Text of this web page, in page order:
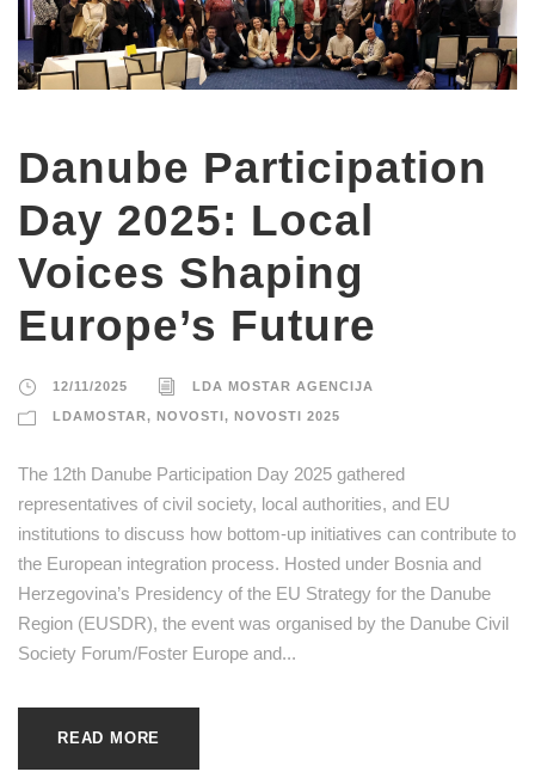
Danube Participation
Day 2025: Local
Voices Shaping
Europe’s Future
12/11/2025 LDA MOSTAR AGENCIJA
LDAMOSTAR, NOVOSTI, NOVOSTI 2025
The 12th Danube Participation Day 2025 gathered
representatives of civil society, local authorities, and EU
institutions to discuss how bottom-up initiatives can contribute to
the European integration process. Hosted under Bosnia and
Herzegovina’s Presidency of the EU Strategy for the Danube
Region (EUSDR), the event was organised by the Danube Civil
Society Forum/Foster Europe and...
READ MORE